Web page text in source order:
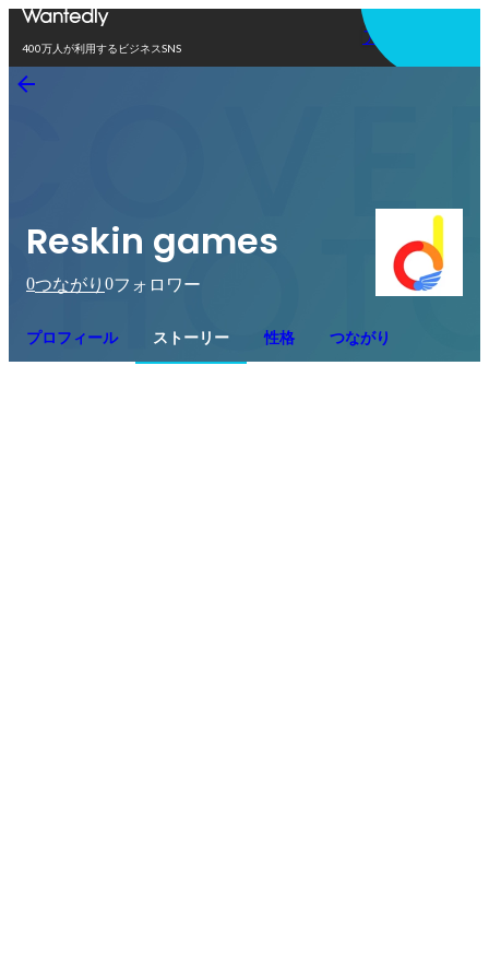
400万人が利用するビジネスSNS
アプリを使う
Reskin games
0つながり 0フォロワー
プロフィール ストーリー 性格 つながり